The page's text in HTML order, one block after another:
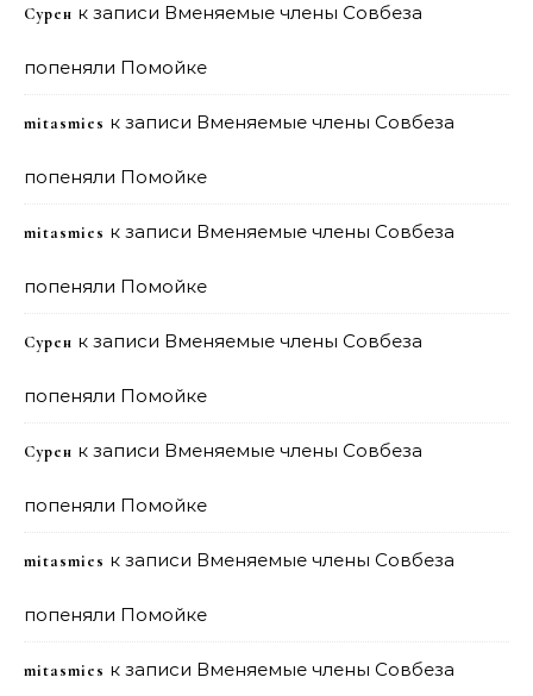
Сурен к записи Вменяемые члены Совбеза
попеняли Помойке
mitasmies к записи Вменяемые члены Совбеза
попеняли Помойке
mitasmies к записи Вменяемые члены Совбеза
попеняли Помойке
Сурен к записи Вменяемые члены Совбеза
попеняли Помойке
Сурен к записи Вменяемые члены Совбеза
попеняли Помойке
mitasmies к записи Вменяемые члены Совбеза
попеняли Помойке
mitasmies к записи Вменяемые члены Совбеза